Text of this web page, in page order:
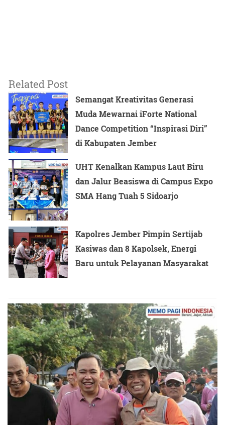
Related Post
Semangat Kreativitas Generasi
Muda Mewarnai iForte National
Dance Competition “Inspirasi Diri”
di Kabupaten Jember
UHT Kenalkan Kampus Laut Biru
dan Jalur Beasiswa di Campus Expo
SMA Hang Tuah 5 Sidoarjo
Kapolres Jember Pimpin Sertijab
Kasiwas dan 8 Kapolsek, Energi
Baru untuk Pelayanan Masyarakat